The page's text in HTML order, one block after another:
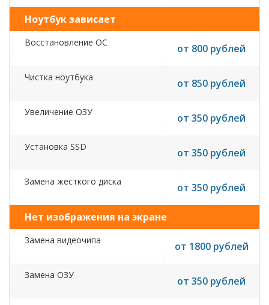
Ноутбук зависает
Восстановление ОС от 800 рублей
Чистка ноутбука от 850 рублей
Увеличение ОЗУ от 350 рублей
Установка SSD от 350 рублей
Замена жесткого диска от 350 рублей
Нет изображения на экране
Замена видеочипа от 1800 рублей
Замена ОЗУ от 350 рублей